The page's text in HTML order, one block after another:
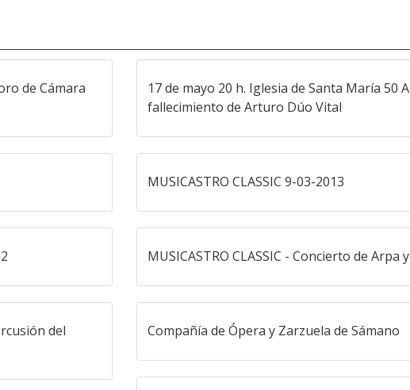
de Cámara
17 de mayo 20 h. Iglesia de Santa María 50
fallecimiento de Arturo Dúo Vital
MUSICASTRO CLASSIC 9-03-2013
MUSICASTRO CLASSIC - Concierto de Arpa
del
Compañía de Ópera y Zarzuela de Sámano